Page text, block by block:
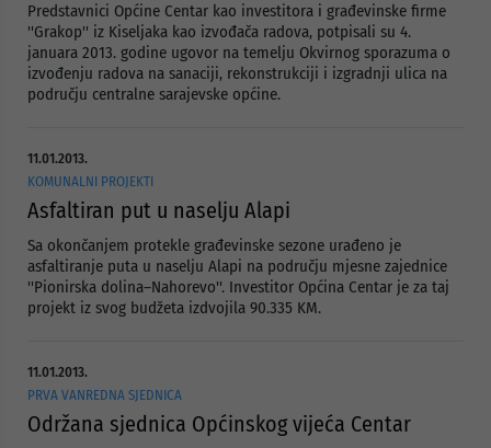
Predstavnici Općine Centar kao investitora i građevinske firme
''Grakop'' iz Kiseljaka kao izvođača radova, potpisali su 4.
januara 2013. godine ugovor na temelju Okvirnog sporazuma o
izvođenju radova na sanaciji, rekonstrukciji i izgradnji ulica na
području centralne sarajevske općine.
11.01.2013.
KOMUNALNI PROJEKTI
Asfaltiran put u naselju Alapi
Sa okončanjem protekle građevinske sezone urađeno je
asfaltiranje puta u naselju Alapi na području mjesne zajednice
''Pionirska dolina–Nahorevo''. Investitor Općina Centar je za taj
projekt iz svog budžeta izdvojila 90.335 KM.
11.01.2013.
PRVA VANREDNA SJEDNICA
Održana sjednica Općinskog vijeća Centar